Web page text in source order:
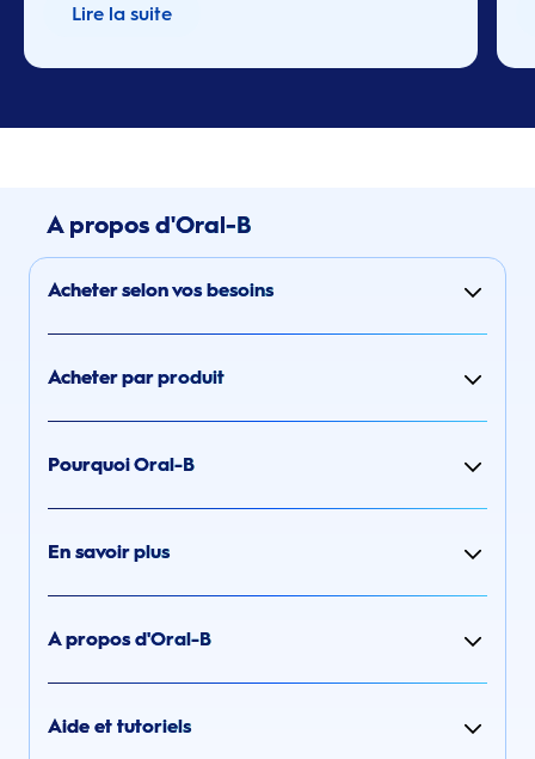
Lire la suite
A propos d'Oral-B
Acheter selon vos besoins
Acheter par produit
Pourquoi Oral-B
En savoir plus
A propos d'Oral-B
Aide et tutoriels